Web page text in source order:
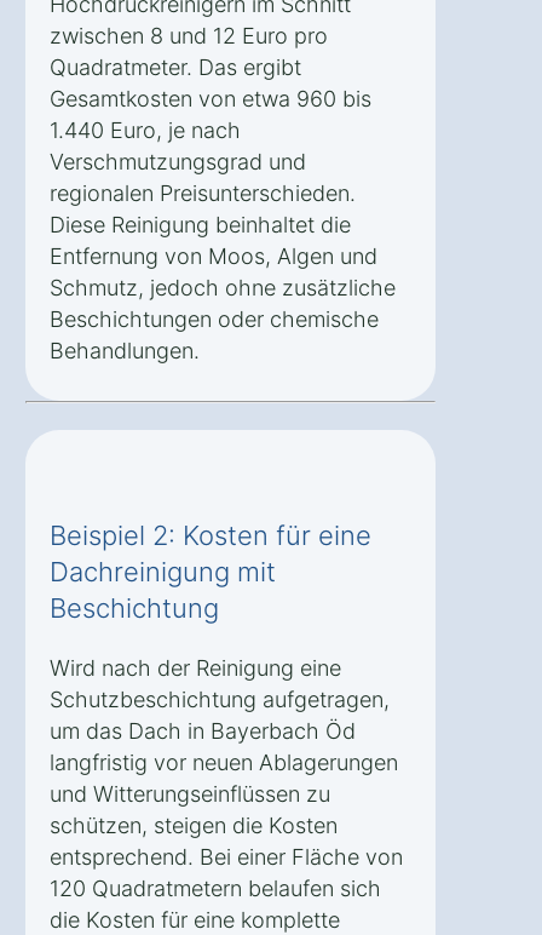
zwischen 8 und 12 Euro pro
Quadratmeter. Das ergibt
Gesamtkosten von etwa 960 bis
1.440 Euro, je nach
Verschmutzungsgrad und
regionalen Preisunterschieden.
Diese Reinigung beinhaltet die
Entfernung von Moos, Algen und
Schmutz, jedoch ohne zusätzliche
Beschichtungen oder chemische
Behandlungen.
Beispiel 2: Kosten für eine
Dachreinigung mit
Beschichtung
Wird nach der Reinigung eine
Schutzbeschichtung aufgetragen,
um das Dach in Bayerbach Öd
langfristig vor neuen Ablagerungen
und Witterungseinflüssen zu
schützen, steigen die Kosten
entsprechend. Bei einer Fläche von
120 Quadratmetern belaufen sich
die Kosten für eine komplette